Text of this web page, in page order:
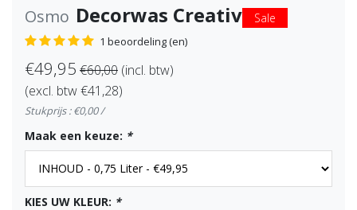
Osmo Decorwas Creativ Sale
1 beoordeling (en)
€49,95 €60,00 (incl. btw)
(excl. btw €41,28)
Stukprijs : €0,00 /
Maak een keuze: *
KIES UW KLEUR: *